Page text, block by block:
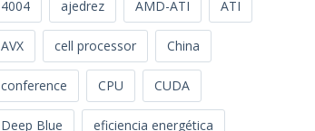
4004 ajedrez AMD-ATI ATI
AVX cell processor China
conference CPU CUDA
Deep Blue eficiencia energética